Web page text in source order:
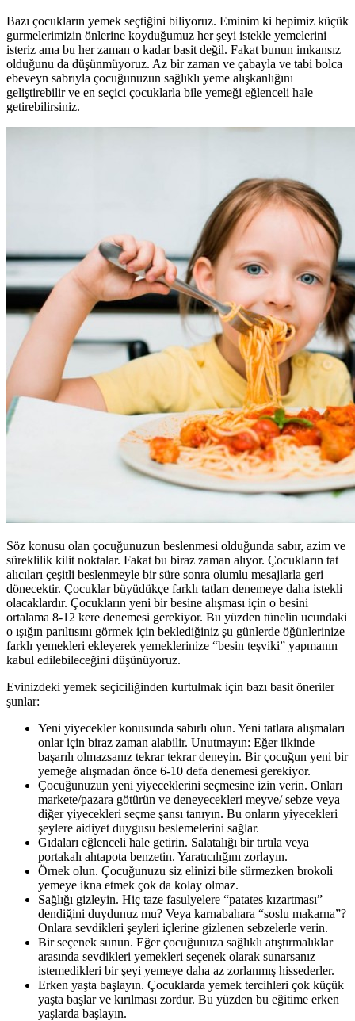
Bazı çocukların yemek seçtiğini biliyoruz. Eminim ki hepimiz küçük
gurmelerimizin önlerine koyduğumuz her şeyi istekle yemelerini
isteriz ama bu her zaman o kadar basit değil. Fakat bunun imkansız
olduğunu da düşünmüyoruz. Az bir zaman ve çabayla ve tabi bolca
ebeveyn sabrıyla çocuğunuzun sağlıklı yeme alışkanlığını
geliştirebilir ve en seçici çocuklarla bile yemeği eğlenceli hale
getirebilirsiniz.
Söz konusu olan çocuğunuzun beslenmesi olduğunda sabır, azim ve
süreklilik kilit noktalar. Fakat bu biraz zaman alıyor. Çocukların tat
alıcıları çeşitli beslenmeyle bir süre sonra olumlu mesajlarla geri
dönecektir. Çocuklar büyüdükçe farklı tatları denemeye daha istekli
olacaklardır. Çocukların yeni bir besine alışması için o besini
ortalama 8-12 kere denemesi gerekiyor. Bu yüzden tünelin ucundaki
o ışığın parıltısını görmek için beklediğiniz şu günlerde öğünlerinize
farklı yemekleri ekleyerek yemeklerinize “besin teşviki” yapmanın
kabul edilebileceğini düşünüyoruz.
Evinizdeki yemek seçiciliğinden kurtulmak için bazı basit öneriler
şunlar:
Yeni yiyecekler konusunda sabırlı olun. Yeni tatlara alışmaları
onlar için biraz zaman alabilir. Unutmayın: Eğer ilkinde
başarılı olmazsanız tekrar tekrar deneyin. Bir çocuğun yeni bir
yemeğe alışmadan önce 6-10 defa denemesi gerekiyor.
Çocuğunuzun yeni yiyeceklerini seçmesine izin verin. Onları
markete/pazara götürün ve deneyecekleri meyve/ sebze veya
diğer yiyecekleri seçme şansı tanıyın. Bu onların yiyecekleri
şeylere aidiyet duygusu beslemelerini sağlar.
Gıdaları eğlenceli hale getirin. Salatalığı bir tırtıla veya
portakalı ahtapota benzetin. Yaratıcılığını zorlayın.
Örnek olun. Çocuğunuzu siz elinizi bile sürmezken brokoli
yemeye ikna etmek çok da kolay olmaz.
Sağlığı gizleyin. Hiç taze fasulyelere “patates kızartması”
dendiğini duydunuz mu? Veya karnabahara “soslu makarna”?
Onlara sevdikleri şeyleri içlerine gizlenen sebzelerle verin.
Bir seçenek sunun. Eğer çocuğunuza sağlıklı atıştırmalıklar
arasında sevdikleri yemekleri seçenek olarak sunarsanız
istemedikleri bir şeyi yemeye daha az zorlanmış hissederler.
Erken yaşta başlayın. Çocuklarda yemek tercihleri çok küçük
yaşta başlar ve kırılması zordur. Bu yüzden bu eğitime erken
yaşlarda başlayın.